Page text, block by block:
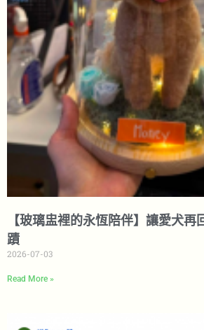
【玻璃盅裡的永恆陪伴】讓愛犬再
蹟
2026-07-03
Read More »